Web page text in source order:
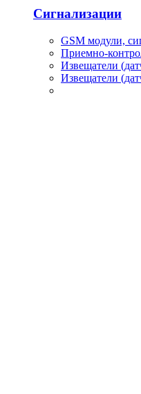
Сигнализации
GSM модули,
Приемно-
Извещатели
Извещатели